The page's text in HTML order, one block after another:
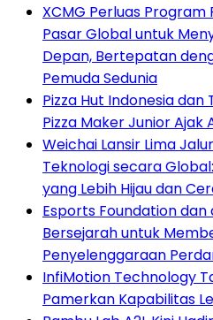
XCMG Perluas Program
Pasar Global untuk
Depan, Bertepatan
Pemuda Sedunia
Pizza Hut Indonesia dan
Pizza Maker Junior Ajak
Weichai Lansir Lima
Teknologi secara
yang Lebih Hijau dan
Esports Foundation
Bersejarah untuk
Penyelenggaraan
InfiMotion Technology
Pamerkan Kapabilitas